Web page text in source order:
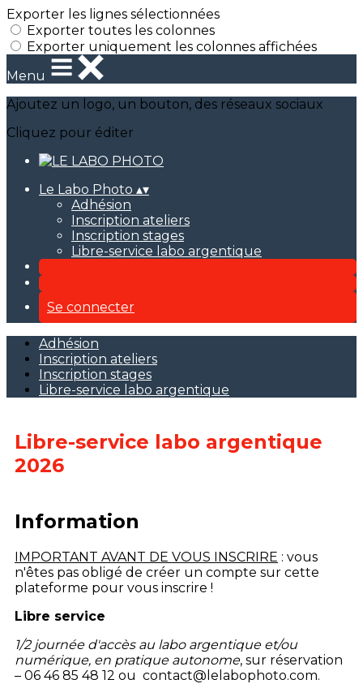
Exporter les lignes sélectionnées
Exporter toutes les colonnes
Exporter uniquement les colonnes affichées
Menu
Ajoutez un logo, un bouton, des réseaux sociaux
Cliquez pour éditer
Le Labo Photo ▴▾
Adhésion
Inscription ateliers
Inscription stages
Libre-service labo argentique
Se connecter
Adhésion
Inscription ateliers
Inscription stages
Libre-service labo argentique
Libre-service labo argentique
2026
Information
IMPORTANT AVANT DE VOUS INSCRIRE : vous
n'êtes pas obligé de créer un compte sur cette
plateforme pour vous inscrire !
Libre service
1/2 journée d'accès au labo argentique et/ou
numérique, en pratique autonome, sur réservation
– 06 46 85 48 12 ou contact@lelabophoto.com.